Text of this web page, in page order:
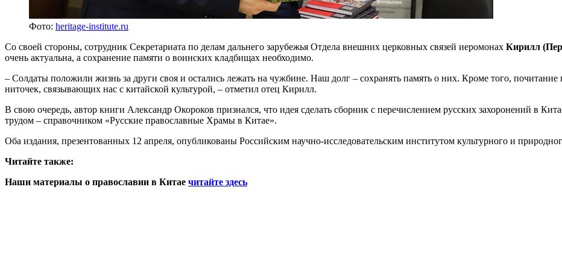
Фото: heritage-institute.ru
Со своей стороны, сотрудник Секретариата по делам дальнего зарубежья Отдела внешних церковных связей иеромонах Кирилл
очень актуальна, а сохранение памяти о воинских кладбищах необходимо.
– Солдаты положили жизнь за други своя и остались лежать на чужбине. Наш долг – сохранять память о них. Кроме того,
ниточек, связывающих нас с китайской культурой, – отметил отец Кирилл.
В свою очередь, автор книги Александр Окороков признался, что идея сделать сборник с перечислением русских захоронений в
трудом – справочником «Русские православные Храмы в Китае».
Оба издания, презентованных 12 апреля, опубликованы Российским научно-исследовательским институтом культурного и
Читайте также:
Наши материалы о православии в Китае читайте здесь